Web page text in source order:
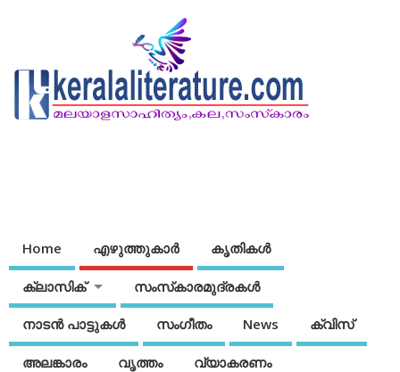
Home എഴുത്തുകാര്‍ കൃതികൾ
ക്ലാസിക് സംസ്‌കാരമുദ്രകള്‍
നാടന്‍ പാട്ടുകള്‍ സംഗീതം News ക്വിസ്
അലങ്കാരം വൃത്തം വ്യാകരണം